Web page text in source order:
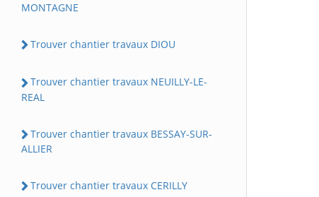
MONTAGNE
Trouver chantier travaux DIOU
Trouver chantier travaux NEUILLY-LE-
REAL
Trouver chantier travaux BESSAY-SUR-
ALLIER
Trouver chantier travaux CERILLY